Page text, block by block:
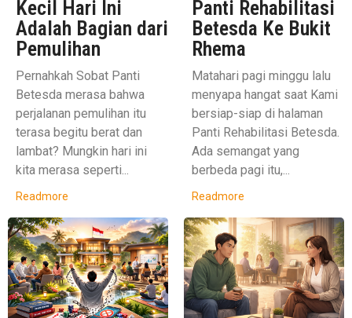
Kecil Hari Ini
Adalah Bagian dari
Pemulihan
Pernahkah Sobat Panti
Betesda merasa bahwa
perjalanan pemulihan itu
terasa begitu berat dan
lambat? Mungkin hari ini
kita merasa seperti...
Readmore
Panti Rehabilitasi
Betesda Ke Bukit
Rhema
Matahari pagi minggu lalu
menyapa hangat saat Kami
bersiap-siap di halaman
Panti Rehabilitasi Betesda.
Ada semangat yang
berbeda pagi itu,...
Readmore